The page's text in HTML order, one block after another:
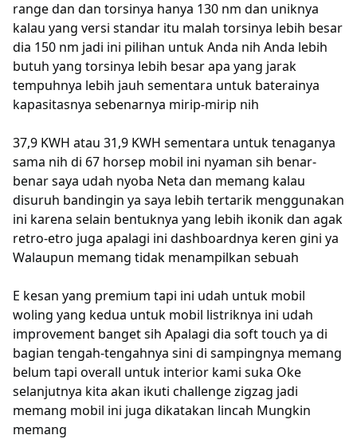
range dan dan torsinya hanya 130 nm dan uniknya
kalau yang versi standar itu malah torsinya lebih besar
dia 150 nm jadi ini pilihan untuk Anda nih Anda lebih
butuh yang torsinya lebih besar apa yang jarak
tempuhnya lebih jauh sementara untuk baterainya
kapasitasnya sebenarnya mirip-mirip nih
37,9 KWH atau 31,9 KWH sementara untuk tenaganya
sama nih di 67 horsep mobil ini nyaman sih benar-
benar saya udah nyoba Neta dan memang kalau
disuruh bandingin ya saya lebih tertarik menggunakan
ini karena selain bentuknya yang lebih ikonik dan agak
retro-etro juga apalagi ini dashboardnya keren gini ya
Walaupun memang tidak menampilkan sebuah
E kesan yang premium tapi ini udah untuk mobil
woling yang kedua untuk mobil listriknya ini udah
improvement banget sih Apalagi dia soft touch ya di
bagian tengah-tengahnya sini di sampingnya memang
belum tapi overall untuk interior kami suka Oke
selanjutnya kita akan ikuti challenge zigzag jadi
memang mobil ini juga dikatakan lincah Mungkin
memang